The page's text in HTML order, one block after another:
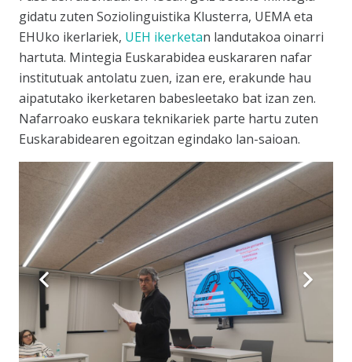
gidatu zuten Soziolinguistika Klusterra, UEMA eta
EHUko ikerlariek, UEH ikerketan landutakoa oinarri
hartuta. Mintegia Euskarabidea euskararen nafar
institutuak antolatu zuen, izan ere, erakunde hau
aipatutako ikerketaren babesleetako bat izan zen.
Nafarroako euskara teknikariek parte hartu zuten
Euskarabidearen egoitzan egindako lan-saioan.